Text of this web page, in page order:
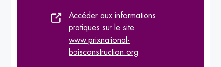
Accéder aux informations
pratiques sur le site
www.prixnational-
boisconstruction.org